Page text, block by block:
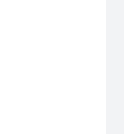
செய்தி
இன்றே